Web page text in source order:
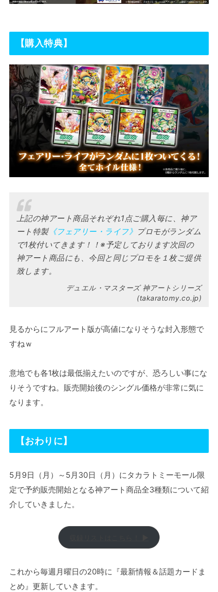
【購入特典】
上記の神アート商品それぞれ1点ご購入毎に、神ア
ート特製《フェアリー・ライフ》 プロモがランダム
で1枚付いてきます！！※予定しております次回の
神アート商品にも、今回と同じプロモを１枚ご提供
致します。
デュエル・マスターズ 神アートシリーズ
(takaratomy.co.jp)
見るからにフルアート版が高値になりそうな封入形態で
すねｗ
意地でも各1枚は最低揃えたいのですが、恐ろしい事にな
りそうですね。販売開始後のシングル価格が非常に気に
なります。
【おわりに】
5月9日（月）～5月30日（月）にタカラトミーモール限
定で予約販売開始となる神アート商品全3種類について紹
介していきました。
これから毎週月曜日の20時に『最新情報＆話題カードま
とめ』更新していきます。